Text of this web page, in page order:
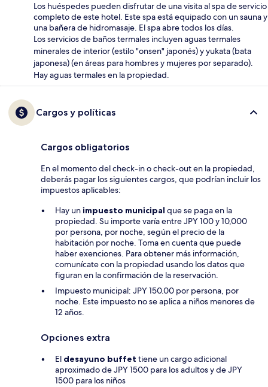
Los huéspedes pueden disfrutar de una visita al spa de servicio
completo de este hotel. Este spa está equipado con un sauna y
una bañera de hidromasaje. El spa abre todos los días.
Los servicios de baños termales incluyen aguas termales
minerales de interior (estilo "onsen" japonés) y yukata (bata
japonesa) (en áreas para hombres y mujeres por separado).
Hay aguas termales en la propiedad.
Cargos y políticas
Cargos obligatorios
En el momento del check-in o check-out en la propiedad,
deberás pagar los siguientes cargos, que podrían incluir los
impuestos aplicables:
Hay unimpuesto municipal que se paga en la
propiedad. Su importe varía entre JPY 100 y 10,000
por persona, por noche, según el precio de la
habitación por noche. Toma en cuenta que puede
haber exenciones. Para obtener más información,
comunícate con la propiedad usando los datos que
figuran en la confirmación de la reservación.
Impuesto municipal: JPY 150.00 por persona, por
noche. Este impuesto no se aplica a niños menores de
12 años.
Opciones extra
El desayuno buffet tiene un cargo adicional
aproximado de JPY 1500 para los adultos y de JPY
1500 para los niños